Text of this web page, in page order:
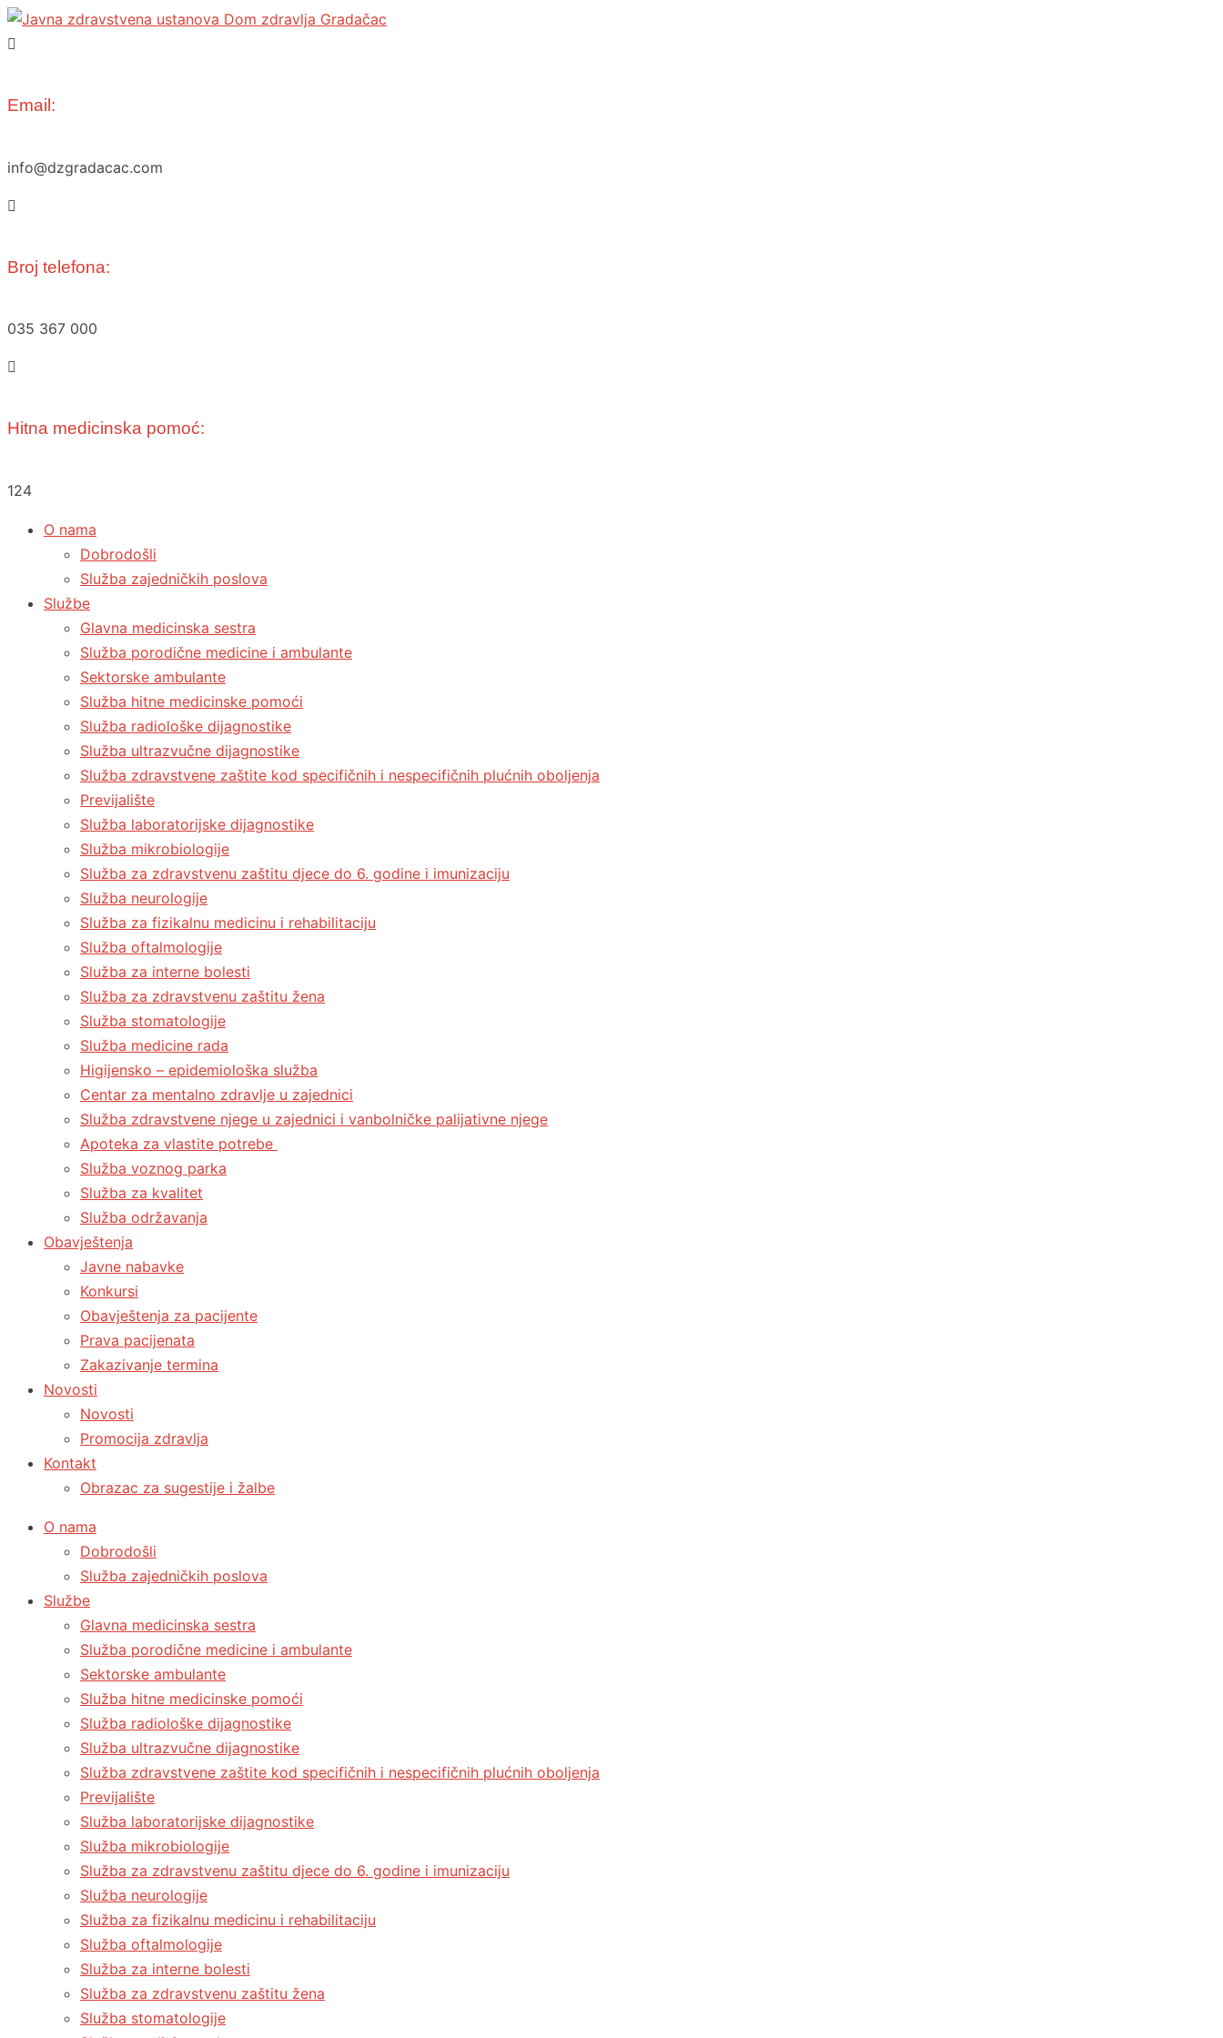
Skip
to
Email:
info@dzgradacac.com
Broj telefona:
035 367 000
Hitna medicinska pomoć:
124
O nama
Dobrodošli
Služba zajedničkih poslova
Službe
Glavna medicinska sestra
Služba porodične medicine i ambulante
Sektorske ambulante
Služba hitne medicinske pomoći
Služba radiološke dijagnostike
Služba ultrazvučne dijagnostike
Služba zdravstvene zaštite kod specifičnih i nespecifičnih plućnih oboljenja
Previjalište
Služba laboratorijske dijagnostike
Služba mikrobiologije
Služba za zdravstvenu zaštitu djece do 6. godine i imunizaciju
Služba neurologije
Služba za fizikalnu medicinu i rehabilitaciju
Služba oftalmologije
Služba za interne bolesti
Služba za zdravstvenu zaštitu žena
Služba stomatologije
Služba medicine rada
Higijensko – epidemiološka služba
Centar za mentalno zdravlje u zajednici
Služba zdravstvene njege u zajednici i vanbolničke palijativne njege
Apoteka za vlastite potrebe
Služba voznog parka
Služba za kvalitet
Služba održavanja
Obavještenja
Javne nabavke
Konkursi
Obavještenja za pacijente
Prava pacijenata
Zakazivanje termina
Novosti
Novosti
Promocija zdravlja
Kontakt
Obrazac za sugestije i žalbe
O nama
Dobrodošli
Služba zajedničkih poslova
Službe
Glavna medicinska sestra
Služba porodične medicine i ambulante
Sektorske ambulante
Služba hitne medicinske pomoći
Služba radiološke dijagnostike
Služba ultrazvučne dijagnostike
Služba zdravstvene zaštite kod specifičnih i nespecifičnih plućnih oboljenja
Previjalište
Služba laboratorijske dijagnostike
Služba mikrobiologije
Služba za zdravstvenu zaštitu djece do 6. godine i imunizaciju
Služba neurologije
Služba za fizikalnu medicinu i rehabilitaciju
Služba oftalmologije
Služba za interne bolesti
Služba za zdravstvenu zaštitu žena
Služba stomatologije